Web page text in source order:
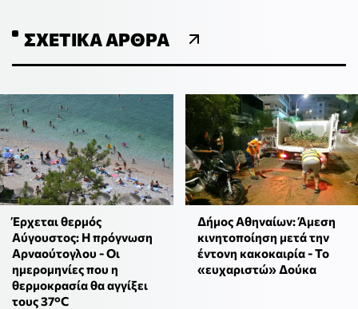
ΣΧΕΤΙΚΆ ΆΡΘΡΑ
Έρχεται θερμός
Αύγουστος: Η πρόγνωση
Αρναούτογλου - Οι
ημερομηνίες που η
θερμοκρασία θα αγγίξει
τους 37°C
Δήμος Αθηναίων: Άμεση
κινητοποίηση μετά την
έντονη κακοκαιρία - Το
«ευχαριστώ» Δούκα